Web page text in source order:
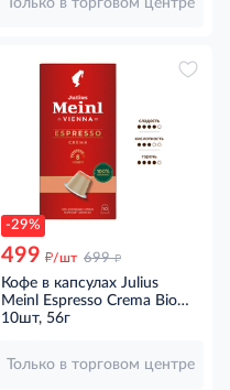
Только в торговом центре
-29%
499 д/шт 699 д
Кофе в капсулах Julius
Meinl Espresso Crema Bio
для кофемашин Nespresso
10шт, 56г
Только в торговом центре